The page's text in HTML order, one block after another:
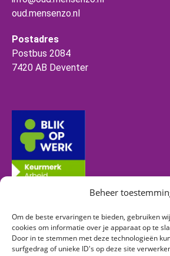
Beheer
Om de beste ervaringen te bieden, gebruiken
cookies om informatie over je apparaat op te
Door in te stemmen met deze technologieën
surfgedrag of unieke ID's op deze site
oud.mensenzo.nl
Postadres
Postbus 2084
7420 AB Deventer
Volg ons